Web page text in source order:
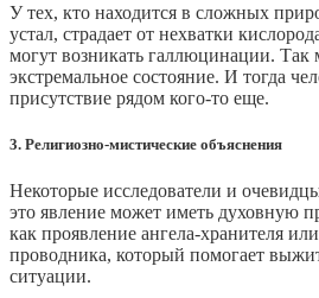
У тех, кто находится в сложных
устал, страдает от нехватки
могут возникать галлюцинации. Так
экстремальное состояние. И тогда
присутствие рядом кого-то еще.
3. Религиозно-мистические объяснения
Некоторые исследователи и
это явление может иметь духовную
как проявление ангела-хранителя
проводника, который помогает
ситуации.